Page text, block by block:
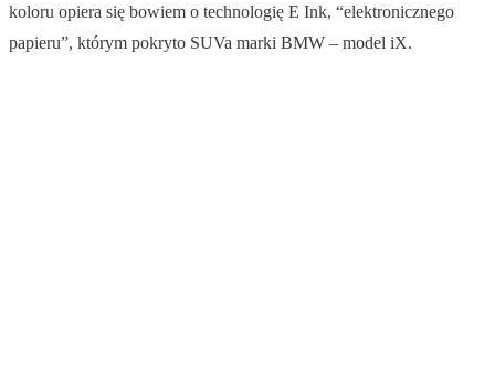
koloru opiera się bowiem o technologię E Ink, “elektronicznego
papieru”, którym pokryto SUVa marki BMW – model iX.